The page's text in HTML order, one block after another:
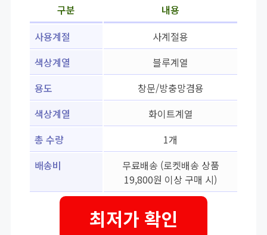
구분
내용
사용계절
사계절용
색상계열
블루계열
용도
창문/방충망겸용
색상계열
화이트계열
총 수량
1개
배송비
무료배송 (로켓배송 상품
19,800원 이상 구매 시)
최저가 확인